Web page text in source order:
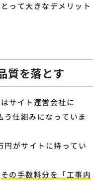
って大きなデメリット
質を落とす
サイト運営会社に
う仕組みになっていま
がサイトに持ってい
その手数料分を「工事内